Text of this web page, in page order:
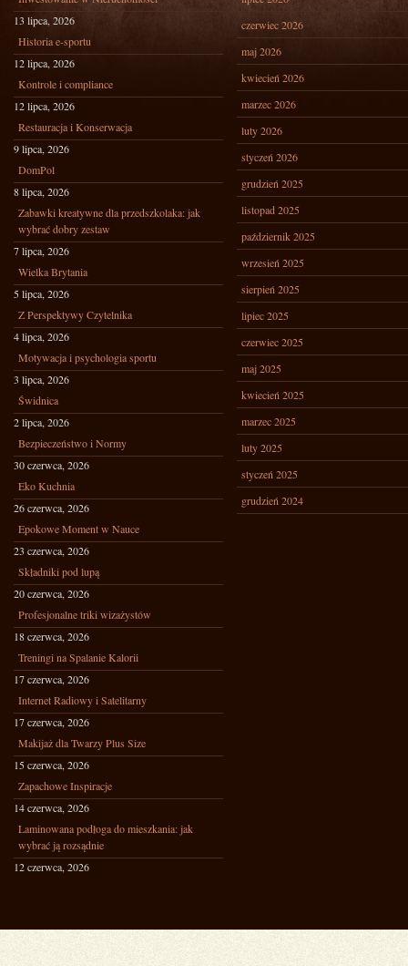
13 lipca, 2026
Historia e-sportu
12 lipca, 2026
Kontrole i compliance
12 lipca, 2026
Restauracja i Konserwacja
9 lipca, 2026
DomPol
8 lipca, 2026
Zabawki kreatywne dla przedszkolaka: jak
wybrać dobry zestaw
7 lipca, 2026
Wielka Brytania
5 lipca, 2026
Z Perspektywy Czytelnika
4 lipca, 2026
Motywacja i psychologia sportu
3 lipca, 2026
Świdnica
2 lipca, 2026
Bezpieczeństwo i Normy
30 czerwca, 2026
Eko Kuchnia
26 czerwca, 2026
Epokowe Moment w Nauce
23 czerwca, 2026
Składniki pod lupą
20 czerwca, 2026
Profesjonalne triki wizażystów
18 czerwca, 2026
Treningi na Spalanie Kalorii
17 czerwca, 2026
Internet Radiowy i Satelitarny
17 czerwca, 2026
Makijaż dla Twarzy Plus Size
15 czerwca, 2026
Zapachowe Inspiracje
14 czerwca, 2026
Laminowana podłoga do mieszkania: jak
wybrać ją rozsądnie
12 czerwca, 2026
czerwiec 2026
maj 2026
kwiecień 2026
marzec 2026
luty 2026
styczeń 2026
grudzień 2025
listopad 2025
październik 2025
wrzesień 2025
sierpień 2025
lipiec 2025
czerwiec 2025
maj 2025
kwiecień 2025
marzec 2025
luty 2025
styczeń 2025
grudzień 2024